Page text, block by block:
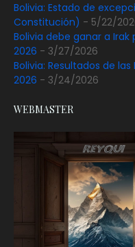
Bolivia: Estado de
Constitución) - 5/22/
Bolivia debe ganar a
2026 - 3/27/2026
Bolivia: Resultados de
2026 - 3/24/2026
WEBMASTER